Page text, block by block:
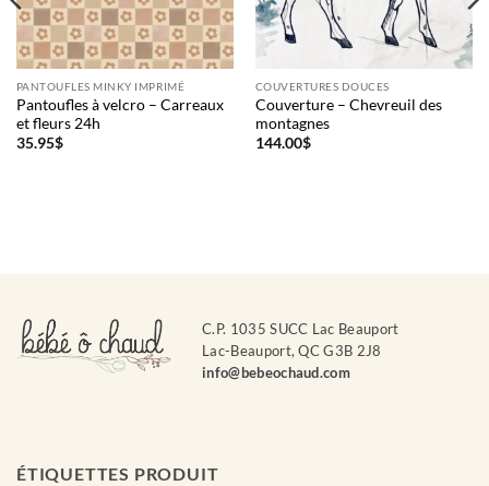
PANTOUFLES MINKY IMPRIMÉ
Pantoufles à velcro – Carreaux
et fleurs 24h
35.95$
COUVERTURES DOUCES
Couverture – Chevreuil des
montagnes
144.00$
C.P. 1035 SUCC Lac Beauport
Lac-Beauport, QC G3B 2J8
info@bebeochaud.com
ÉTIQUETTES PRODUIT